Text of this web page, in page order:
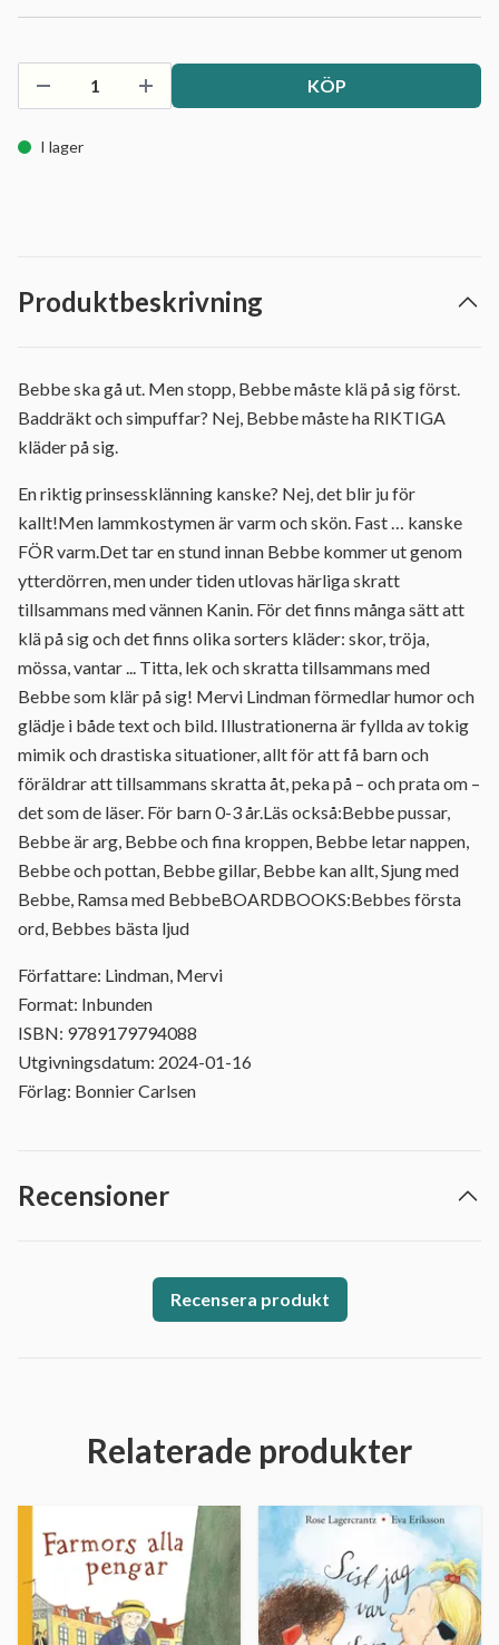
KÖP
I lager
Produktbeskrivning
Bebbe ska gå ut. Men stopp, Bebbe måste klä på sig först.
Baddräkt och simpuffar? Nej, Bebbe måste ha RIKTIGA
kläder på sig.
En riktig prinsessklänning kanske? Nej, det blir ju för
kallt!Men lammkostymen är varm och skön. Fast … kanske
FÖR varm.Det tar en stund innan Bebbe kommer ut genom
ytterdörren, men under tiden utlovas härliga skratt
tillsammans med vännen Kanin. För det finns många sätt att
klä på sig och det finns olika sorters kläder: skor, tröja,
mössa, vantar ... Titta, lek och skratta tillsammans med
Bebbe som klär på sig! Mervi Lindman förmedlar humor och
glädje i både text och bild. Illustrationerna är fyllda av tokig
mimik och drastiska situationer, allt för att få barn och
föräldrar att tillsammans skratta åt, peka på – och prata om –
det som de läser. För barn 0-3 år.Läs också:Bebbe pussar,
Bebbe är arg, Bebbe och fina kroppen, Bebbe letar nappen,
Bebbe och pottan, Bebbe gillar, Bebbe kan allt, Sjung med
Bebbe, Ramsa med BebbeBOARDBOOKS:Bebbes första
ord, Bebbes bästa ljud
Författare: Lindman, Mervi
Format: Inbunden
ISBN: 9789179794088
Utgivningsdatum: 2024-01-16
Förlag: Bonnier Carlsen
Recensioner
Recensera produkt
Relaterade produkter